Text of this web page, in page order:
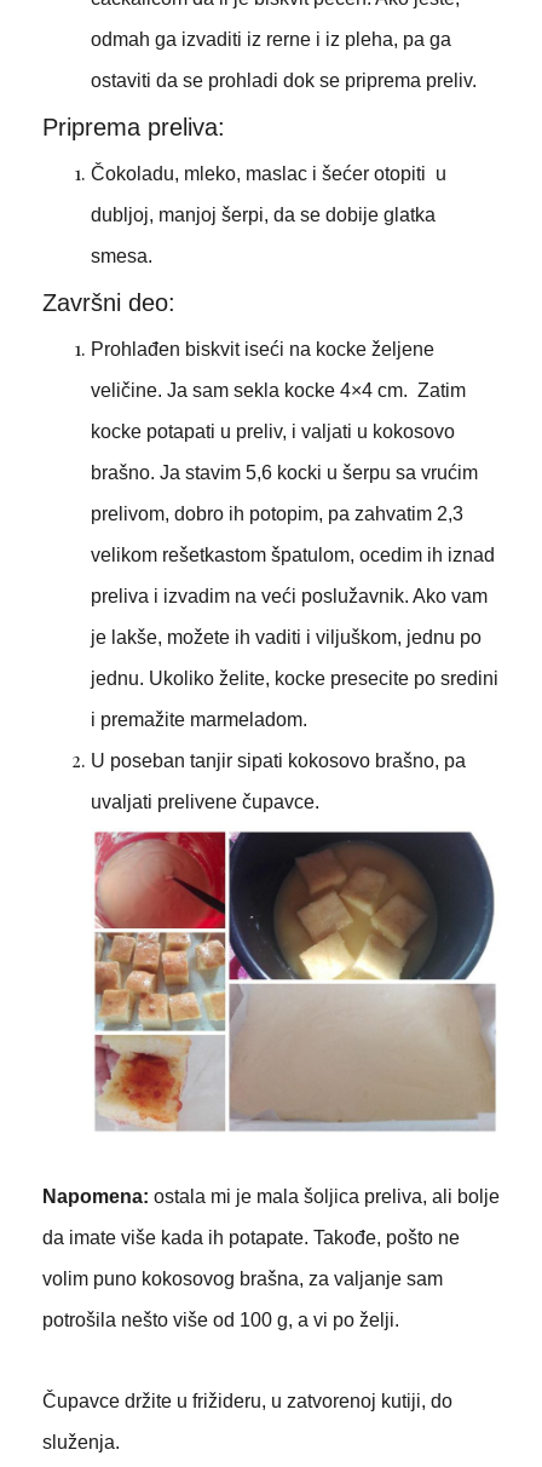
odmah ga izvaditi iz rerne i iz pleha, pa ga
ostaviti da se prohladi dok se priprema preliv.
Priprema preliva:
Čokoladu, mleko, maslac i šećer otopiti u
dubljoj, manjoj šerpi, da se dobije glatka
smesa.
Završni deo:
Prohlađen biskvit iseći na kocke željene
veličine. Ja sam sekla kocke 4×4 cm. Zatim
kocke potapati u preliv, i valjati u kokosovo
brašno. Ja stavim 5,6 kocki u šerpu sa vrućim
prelivom, dobro ih potopim, pa zahvatim 2,3
velikom rešetkastom špatulom, ocedim ih iznad
preliva i izvadim na veći poslužavnik. Ako vam
je lakše, možete ih vaditi i viljuškom, jednu po
jednu. Ukoliko želite, kocke presecite po sredini
i premažite marmeladom.
U poseban tanjir sipati kokosovo brašno, pa
uvaljati prelivene čupavce.
Napomena: ostala mi je mala šoljica preliva, ali bolje
da imate više kada ih potapate. Takođe, pošto ne
volim puno kokosovog brašna, za valjanje sam
potrošila nešto više od 100 g, a vi po želji.
Čupavce držite u frižideru, u zatvorenoj kutiji, do
služenja.